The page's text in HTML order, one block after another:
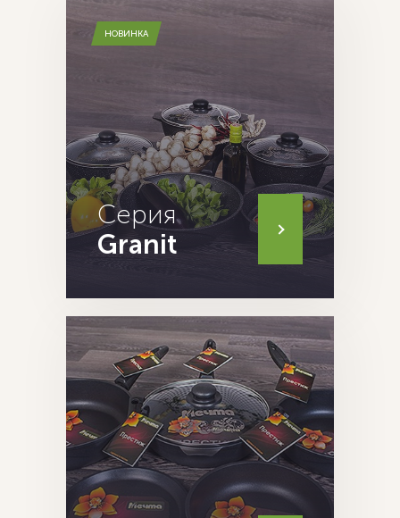
НОВИНКА
Серия
Granit